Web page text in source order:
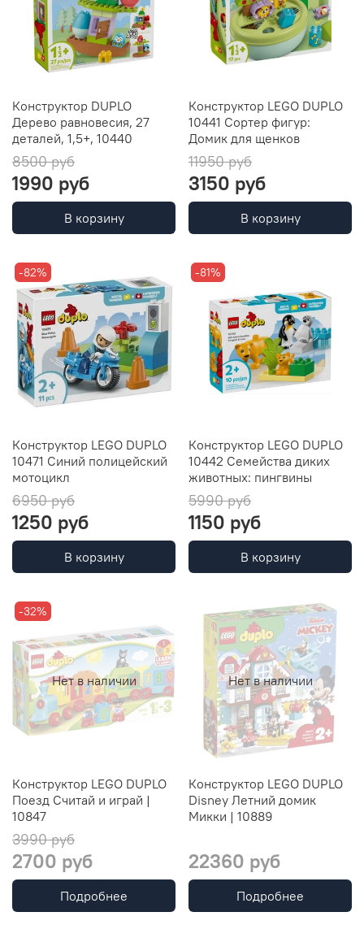
Конструктор DUPLO
Дерево равновесия, 27
деталей, 1,5+, 10440
8500 руб
1990 руб
В корзину
Конструктор LEGO DUPLO
10441 Сортер фигур:
Домик для щенков
11950 руб
3150 руб
В корзину
-82%
Конструктор LEGO DUPLO
10471 Синий полицейский
мотоцикл
6950 руб
1250 руб
В корзину
-81%
Конструктор LEGO DUPLO
10442 Семейства диких
животных: пингвины
5990 руб
1150 руб
В корзину
Нет в наличии
-32%
Конструктор LEGO DUPLO
Поезд Считай и играй |
10847
3990 руб
2700 руб
Подробнее
Нет в наличии
Конструктор LEGO DUPLO
Disney Летний домик
Микки | 10889
22360 руб
Подробнее